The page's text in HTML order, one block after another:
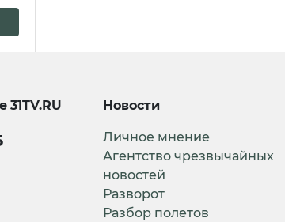
31TV.RU Новости
Личное мнение
Агентство чрезвычайных
новостей
Разворот
Разбор полетов